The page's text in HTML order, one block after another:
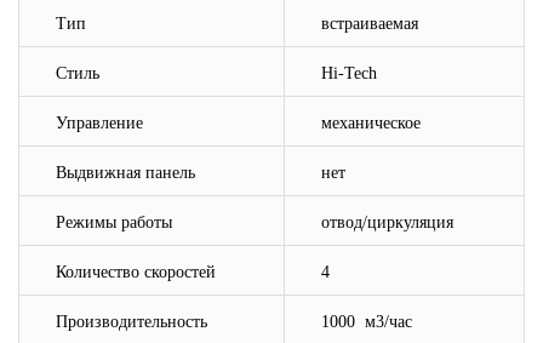
Тип встраиваемая
Стиль Hi-Tech
Управление механическое
Выдвижная панель нет
Режимы работы отвод/циркуляция
Количество скоростей 4
Производительность 1000 м3/час